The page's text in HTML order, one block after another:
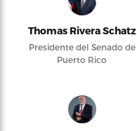
Thomas Rivera Schatz
Presidente del Senado de
Puerto Rico